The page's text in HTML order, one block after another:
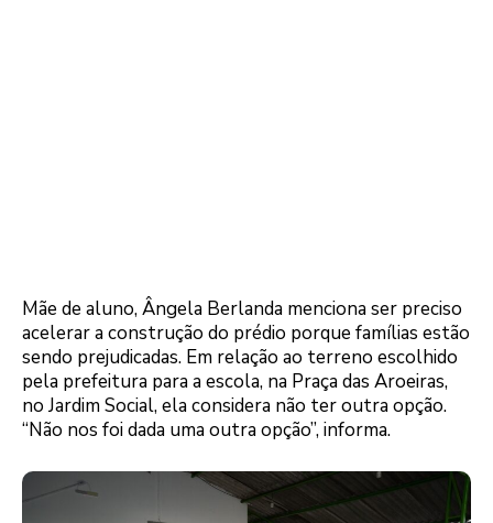
Mãe de aluno, Ângela Berlanda menciona ser preciso
acelerar a construção do prédio porque famílias estão
sendo prejudicadas. Em relação ao terreno escolhido
pela prefeitura para a escola, na Praça das Aroeiras,
no Jardim Social, ela considera não ter outra opção.
“Não nos foi dada uma outra opção”, informa.